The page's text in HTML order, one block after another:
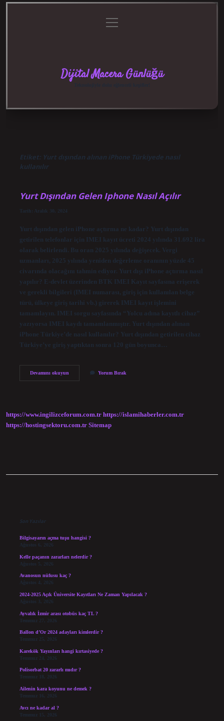
menüyü
aç
Dijital Macera Günlüğü
Etiket: Yurt dışından alınan iPhone Türkiyede nasıl
kullanılır
Yurt Dışından Gelen Iphone Nasıl Açılır
Tarih: Aralık 30, 2024
Yurt dışından gelen iPhone açtırma ne kadar? Yurt dışından
getirilen telefonlar için IMEI kayıt ücreti 2024 yılında 31.692 lira
olarak belirlendi. Bu oran 2025 yılında değişecek. Vergi
uzmanları, 2025 yılında yeniden değerleme oranının yüzde 45
civarında olacağını tahmin ediyor. Yurt dışı iPhone açtırma nasıl
yapılır? E-devlet üzerinden BTK IMEI Kayıt sayfasına erişerek
ve gerekli bilgileri (IMEI numarası, giriş için kullanılan belge
türü, ülkeye giriş tarihi vb.) girerek IMEI kayıt işlemini
tamamlayın. IMEI sorgu sayfasında “Yolcu adına kayıtlı cihaz”
yazıyorsa IMEI kaydı tamamlanmıştır. Yurt dışından alınan
iPhone Türkiye’de nasıl kullanılır? Yurt dışından getirilen cihaz
Türkiye’ye giriş yaptıktan sonra 120 gün boyunca…
Devamını okuyunYurt
Yorum Bırak
https://www.ingilizceforum.com.tr https://islamihaberler.com.tr
https://hostingsektoru.com.tr Sitemap
Son Yazılar
Bilgisayarın açma tuşu hangisi ?
Ağustos 6, 2026
Kelle paçanın zararları nelerdir ?
Ağustos 5, 2026
Avanosun nüfusu kaç ?
Ağustos 4, 2026
2024-2025 Açık Üniversite Kayıtları Ne Zaman Yapılacak ?
Ağustos 3, 2026
Ayvalık İzmir arası otobüs kaç TL ?
Temmuz 27, 2026
Ballon d’Or 2024 adayları kimlerdir ?
Temmuz 25, 2026
Karekök Yayınları hangi kırtasiyede ?
Temmuz 24, 2026
Polisorbat 20 zararlı mıdır ?
Temmuz 18, 2026
Ailenin kara koyunu ne demek ?
Temmuz 16, 2026
Avcı ne kadar al ?
Temmuz 15, 2026